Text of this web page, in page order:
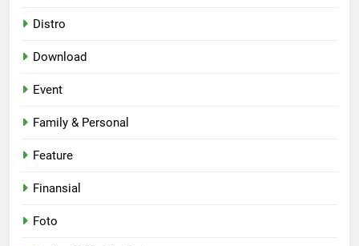
Distro
Download
Event
Family & Personal
Feature
Finansial
Foto